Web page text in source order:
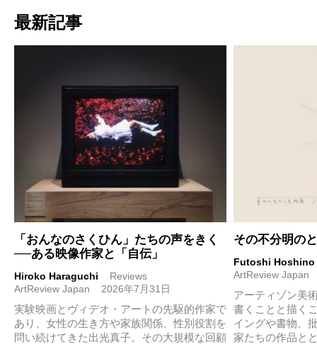
最新記事
「おんなのさくひん」たちの声をきく
──ある映像作家と「自伝」
Hiroko Haraguchi
Reviews
ArtReview Japan
2026年7月31日
実験映画とヴィデオ・アートの先駆的作家で
あり、女性の生き方や家族関係、性別役割を
問い続けてきた出光真子。その大規模な回顧
その不分明の
Futoshi Hoshino
ArtReview Japan
アーティゾン美
書くことと描く
イングや書物、
家たちの作品と